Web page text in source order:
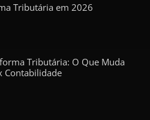
Tributária em 2026
Tributária: O Que Muda
Contabilidade